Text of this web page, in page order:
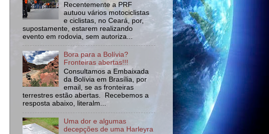
Recentemente a PRF
autuou vários motociclistas
e ciclistas, no Ceará, por,
supostamente, estarem realizando
evento em rodovia, sem autoriza...
Bora para a Bolívia?
Fronteiras abertas!!!
Consultamos a Embaixada
da Bolívia em Brasília, por
email, se as fronteiras
terrestres estão abertas. Recebemos a
resposta abaixo, literalm...
Uma dor e algumas
decepções de uma Harleyra